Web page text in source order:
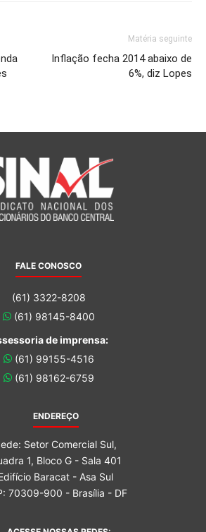
Matéria seguinte
Inflação fecha 2014 abaixo de
6%, diz Lopes
FALE CONOSCO
(61) 3322-8208
(61) 98145-8400
de imprensa:
(61) 99155-4516
(61) 98162-6759
ENDEREÇO
Setor Comercial Sul,
1, Bloco G - Sala 401
Baracat - Asa Sul
70309-900 - Brasília - DF